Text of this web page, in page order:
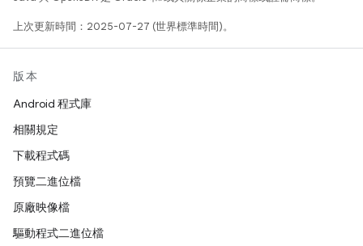
上次更新時間：2025-07-27 (世界標準時間)。
版本
Android 程式庫
相關規定
下載程式碼
預覽二進位檔
原廠映像檔
驅動程式二進位檔